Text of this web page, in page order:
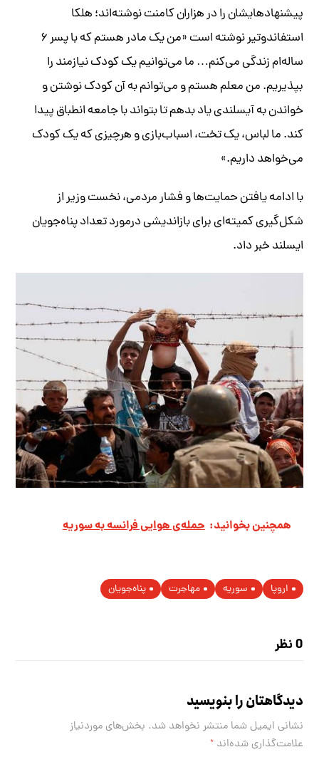
پیشنهادهایشان را در هزاران کامنت نوشته‌اند؛ هلکا
استفاندوتیر نوشته است «من یک مادر هستم که با پسر ۶
ساله‌ام زندگی می‌کنم… ما می‌توانیم یک کودک نیازمند را
بپذیریم. من معلم هستم و می‌توانم به آن کودک نوشتن و
خواندن به آیسلندی یاد بدهم تا بتواند با جامعه انطباق پیدا
کند. ما لباس، یک تخت، اسباب‌بازی و هرچیزی که یک کودک
می‌خواهد داریم.»
با ادامه یافتن حمایت‌ها و فشار مردمی، نخست وزیر از
شکل‌گیری کمیته‌ای برای بازاندیشی درمورد تعداد پناه‌جویان
ایسلند خبر داد.
همچنین بخوانید: حمله‌ی هوایی فرانسه به سوریه
اروپا سوریه مهاجرت پناه‌جویان
0 نظر
دیدگاهتان را بنویسید
نشانی ایمیل شما منتشر نخواهد شد. بخش‌های موردنیاز
علامت‌گذاری شده‌اند*